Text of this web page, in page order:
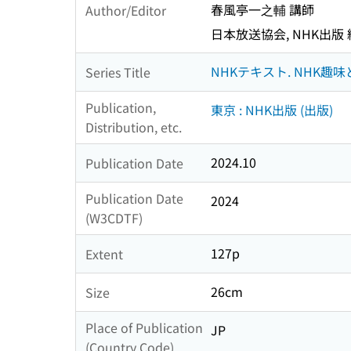
Author/Editor
春風亭一之輔 講師
日本放送協会, NHK出版
Series Title
NHKテキスト. NHK趣味
Publication,
Distribution, etc.
東京 : NHK出版 (出版)
Publication Date
2024.10
Publication Date
(W3CDTF)
2024
Extent 127p
Size
26cm
Place of Publication
(Country Code)
JP